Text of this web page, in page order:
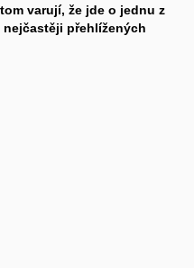
varují, že jde o jednu z
nejčastěji přehlížených